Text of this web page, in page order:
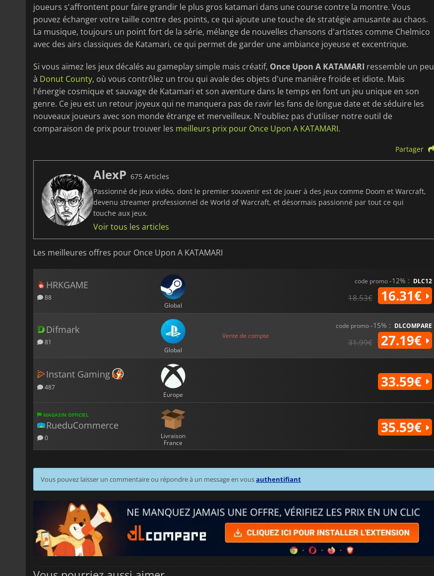
joueurs s'affrontent pour faire grandir le plus gros katamari dans une course contre la montre. Vous
pouvez échanger votre taille contre des points, ce qui ajoute une touche de stratégie amusante au chaos.
La musique, toujours un point fort de la série, mélange de nouvelles chansons d'artistes comme Chelmico
avec des airs classiques de Katamari, ce qui permet de garder une ambiance joyeuse et excentrique.
Si vous aimez les jeux décalés au gameplay simple mais créatif, Once Upon A KATAMARI ressemble un peu
à Donut County, où vous contrôlez un trou qui avale des objets d'une manière froide et idiote. Mais
l'énergie cosmique et sauvage de Katamari et son aventure dans le temps en font un jeu unique en son
genre. Ce jeu est un retour joyeux qui ne manquera pas de ravir les fans de longue date et de séduire les
nouveaux joueurs avec son monde étrange et merveilleux. N'oubliez pas d'utiliser notre outil de
comparaison de prix pour trouver les meilleurs prix pour Once Upon A KATAMARI.
Partager
AlexP 675 Articles
Passionné de jeux vidéo, dont le premier souvenir est de jouer à des jeux comme Doom et Warcraft,
devenu streamer professionnel de World of Warcraft, et désormais passionné par tout ce qui
touche aux jeux.
Voir tous les articles
Les meilleures offres pour Once Upon A KATAMARI
HRKGAME
88
Global
code promo-12% : DLC12
18.53€ 16.31€
Difmark
81
Global
Vente de compte
code promo-15% : DLCOMPARE
31.99€ 27.19€
Instant Gaming
487
Europe
33.59€
MAGASIN OFFICIEL
RueduCommerce
0
Livraison
France
35.59€
Vous pouvez laisser un commentaire ou répondre à un message en vousauthentifiant